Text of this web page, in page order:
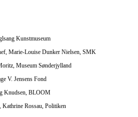
Kunstmuseum
Marie-Louise Dunker Nielsen, SMK
Museum Sønderjylland
V. Jensens Fond
Knudsen, BLOOM
Rossau, Politiken